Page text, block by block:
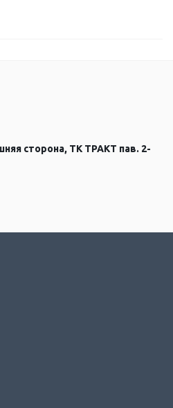
сторона, ТК ТРАКТ пав. 2-